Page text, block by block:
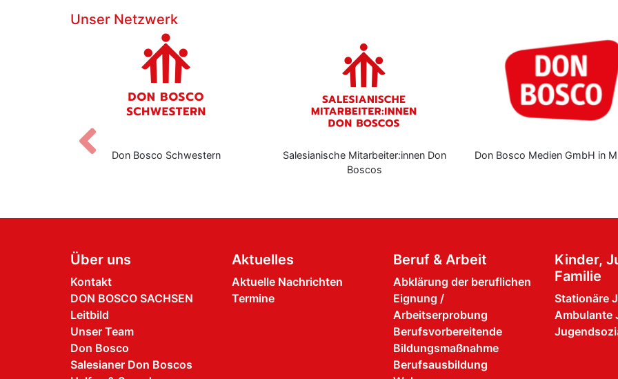
Unser Netzwerk
Don Bosco Schwestern
Salesianische Mitarbeiter:innen Don
Boscos
Don Bosco Medien GmbH in
Zurück
Über uns
Kontakt
DON BOSCO SACHSEN
Leitbild
Unser Team
Don Bosco
Salesianer Don Boscos
Aktuelles
Aktuelle Nachrichten
Termine
Beruf & Arbeit
Abklärung der beruflichen
Eignung /
Arbeitserprobung
Berufsvorbereitende
Bildungsmaßnahme
Berufsausbildung
Kinder,
Familie
Stationäre
Ambulante